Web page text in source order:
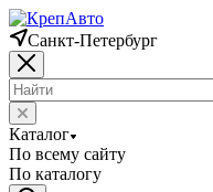
Санкт-Петербург
Каталог
По всему сайту
По каталогу